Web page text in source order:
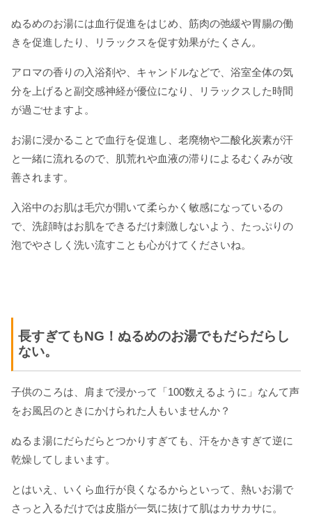
ぬるめのお湯には血行促進をはじめ、筋肉の弛緩や胃腸の働
きを促進したり、リラックスを促す効果がたくさん。
アロマの香りの入浴剤や、キャンドルなどで、浴室全体の気
分を上げると副交感神経が優位になり、リラックスした時間
が過ごせますよ。
お湯に浸かることで血行を促進し、老廃物や二酸化炭素が汗
と一緒に流れるので、肌荒れや血液の滞りによるむくみが改
善されます。
入浴中のお肌は毛穴が開いて柔らかく敏感になっているの
で、洗顔時はお肌をできるだけ刺激しないよう、たっぷりの
泡でやさしく洗い流すことも心がけてくださいね。
長すぎてもNG！ぬるめのお湯でもだらだらし
ない。
子供のころは、肩まで浸かって「100数えるように」なんて声
をお風呂のときにかけられた人もいませんか？
ぬるま湯にだらだらとつかりすぎても、汗をかきすぎて逆に
乾燥してしまいます。
とはいえ、いくら血行が良くなるからといって、熱いお湯で
さっと入るだけでは皮脂が一気に抜けて肌はカサカサに。